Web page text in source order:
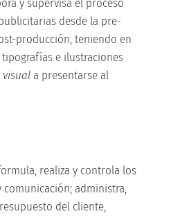
y supervisa el proceso
desde la pre-
producción, teniendo en
e ilustraciones
visual a presentarse al
realiza y controla los
administra,
del cliente,